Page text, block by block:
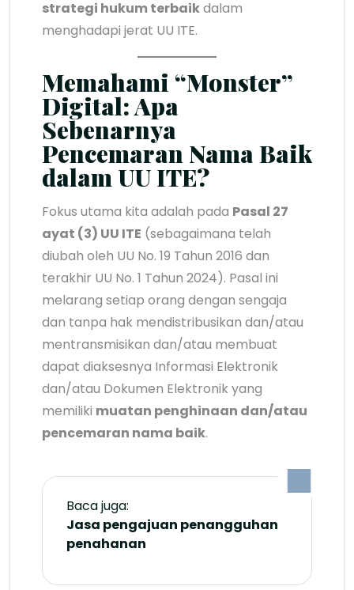
strategi hukum terbaikdalam
menghadapi jerat UU ITE.
Memahami “Monster”
Digital: Apa
Sebenarnya
Pencemaran Nama Baik
dalam UU ITE?
Fokus utama kita adalah pada Pasal 27
ayat (3) UU ITE (sebagaimana telah
diubah oleh UU No. 19 Tahun 2016 dan
terakhir UU No. 1 Tahun 2024). Pasal ini
melarang setiap orang dengan sengaja
dan tanpa hak mendistribusikan dan/atau
mentransmisikan dan/atau membuat
dapat diaksesnya Informasi Elektronik
dan/atau Dokumen Elektronik yang
memiliki muatan penghinaan dan/atau
pencemaran nama baik.
Baca juga:
Jasa pengajuan penangguhan
penahanan